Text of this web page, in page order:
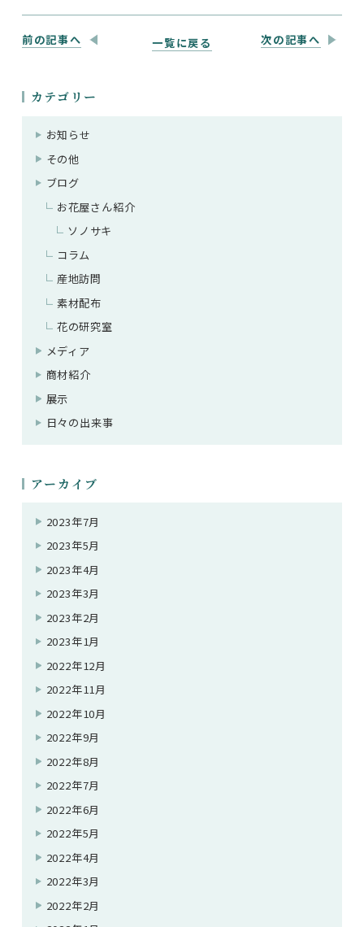
前の記事へ 一覧に戻る 次の記事へ
カテゴリー
お知らせ
その他
ブログ
お花屋さん紹介
ソノサキ
コラム
産地訪問
素材配布
花の研究室
メディア
商材紹介
展示
日々の出来事
アーカイブ
2023年7月
2023年5月
2023年4月
2023年3月
2023年2月
2023年1月
2022年12月
2022年11月
2022年10月
2022年9月
2022年8月
2022年7月
2022年6月
2022年5月
2022年4月
2022年3月
2022年2月